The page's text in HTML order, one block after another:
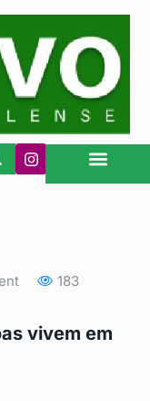
183
vivem em